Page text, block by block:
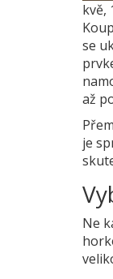
kvě,
se
až
je
Ne